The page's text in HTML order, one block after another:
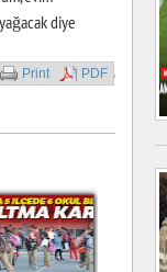
diye
Print PDF